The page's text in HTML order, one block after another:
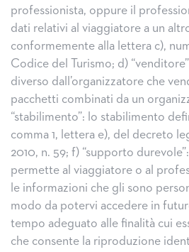
professionista, oppure il
dati relativi al viaggiatore a un
conformemente alla lettera c),
Codice del Turismo; d)
diverso dall’organizzatore che
pacchetti combinati da un
“stabilimento”: lo stabilimento
comma 1, lettera e), del decreto
2010, n. 59; f) “supporto
permette al viaggiatore o al
le informazioni che gli sono
modo da potervi accedere in
tempo adeguato alle finalità cui
che consente la riproduzione